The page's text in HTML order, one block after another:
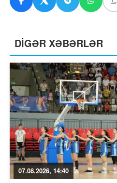
DİGƏR XƏBƏRLƏR
07.08.2026, 14:40